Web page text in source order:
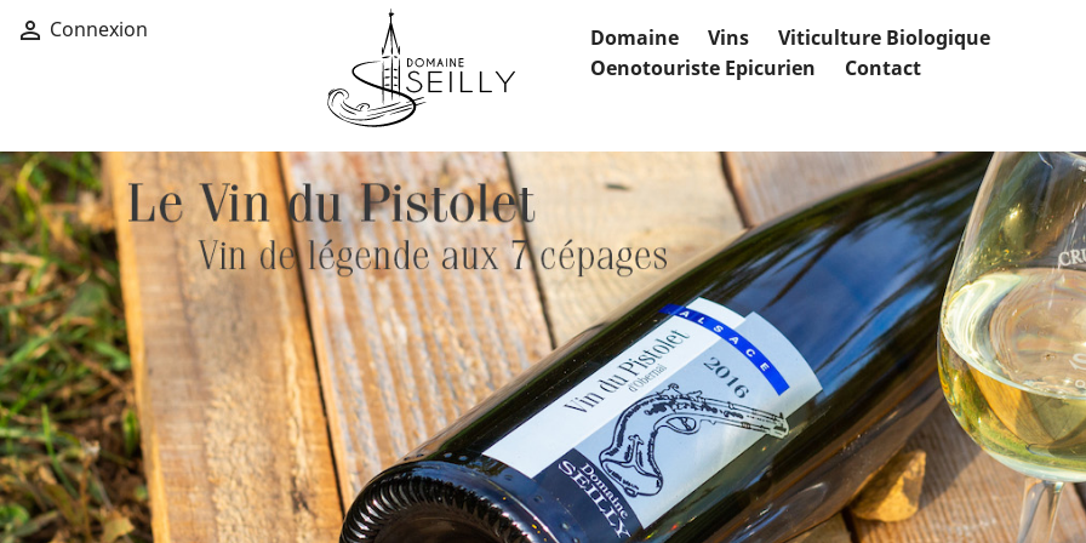
 Connexion Domaine Vins
Viticulture Biologique
Oenotouriste Epicurien
Contact